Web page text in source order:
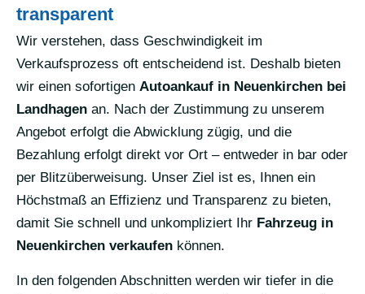
transparent
Wir verstehen, dass Geschwindigkeit im
Verkaufsprozess oft entscheidend ist. Deshalb bieten
wir einen sofortigen Autoankauf in Neuenkirchen bei
Landhagen an. Nach der Zustimmung zu unserem
Angebot erfolgt die Abwicklung zügig, und die
Bezahlung erfolgt direkt vor Ort – entweder in bar oder
per Blitzüberweisung. Unser Ziel ist es, Ihnen ein
Höchstmaß an Effizienz und Transparenz zu bieten,
damit Sie schnell und unkompliziert Ihr Fahrzeug in
Neuenkirchen verkaufen können.
In den folgenden Abschnitten werden wir tiefer in die